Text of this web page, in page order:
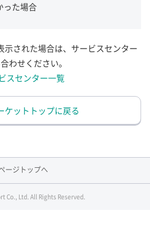
った場合
示された場合は、サービスセンター
わせください。
スセンター一覧
ケットトップに戻る
ージトップへ
Co., Ltd. All Rights Reserved.